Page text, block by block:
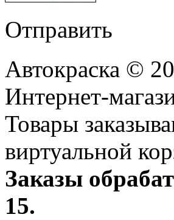
Отправить
Автокраска ©
Интернет-
Товары
виртуальной
Заказы
15.